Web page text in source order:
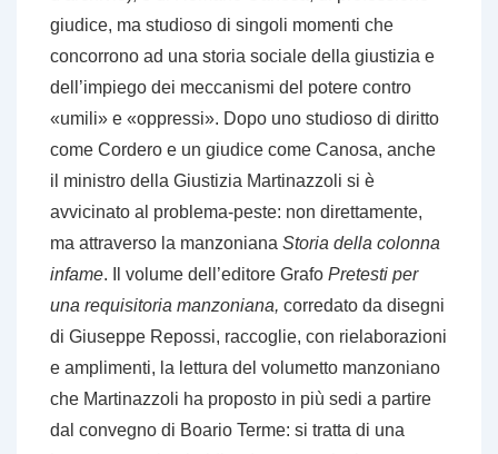
giudice, ma studioso di singoli momenti che
concorrono ad una storia sociale della giustizia e
dell’impiego dei meccanismi del potere contro
«umili» e «oppressi». Dopo uno studioso di diritto
come Cordero e un giudice come Canosa, anche
il ministro della Giustizia Martinazzoli si è
avvicinato al problema-peste: non direttamente,
ma attraverso la manzoniana Storia della colonna
infame. Il volume dell’editore Grafo Pretesti per
una requisitoria manzoniana, corredato da disegni
di Giuseppe Repossi, raccoglie, con rielaborazioni
e amplimenti, la lettura del volumetto manzoniano
che Martinazzoli ha proposto in più sedi a partire
dal convegno di Boario Terme: si tratta di una